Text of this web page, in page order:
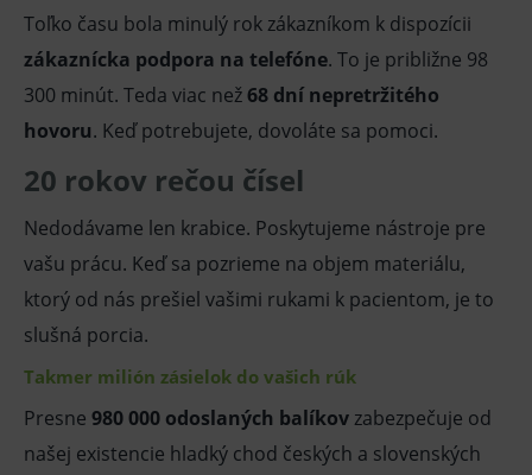
Toľko času bola minulý rok zákazníkom k dispozícii
zákaznícka podpora na telefóne. To je približne 98
300 minút. Teda viac než68 dní nepretržitého
hovoru. Keď potrebujete, dovoláte sa pomoci.
20 rokov rečou čísel
Nedodávame len krabice. Poskytujeme nástroje pre
vašu prácu. Keď sa pozrieme na objem materiálu,
ktorý od nás prešiel vašimi rukami k pacientom, je to
slušná porcia.
Takmer milión zásielok do vašich rúk
Presne 980 000 odoslaných balíkov zabezpečuje od
našej existencie hladký chod českých a slovenských